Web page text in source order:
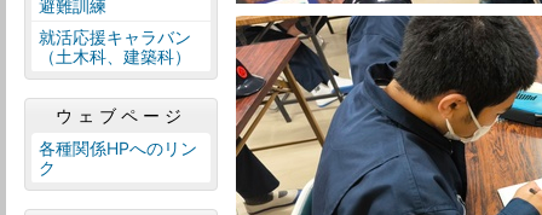
避難訓練
就活応援キャラバン
（土木科、建築科）
ウェブページ
各種関係HPへのリン
ク